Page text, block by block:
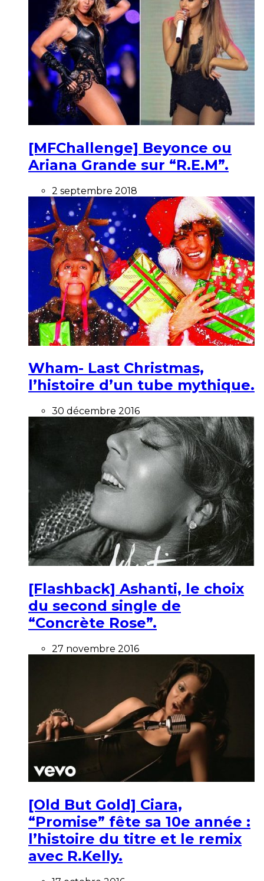
[MFChallenge] Beyonce ou
Ariana Grande sur “R.E.M”.
2 septembre 2018
Wham- Last Christmas,
l’histoire d’un tube mythique.
30 décembre 2016
[Flashback] Ashanti, le choix
du second single de
“Concrète Rose”.
27 novembre 2016
[Old But Gold] Ciara,
“Promise” fête sa 10e année :
l’histoire du titre et le remix
avec R.Kelly.